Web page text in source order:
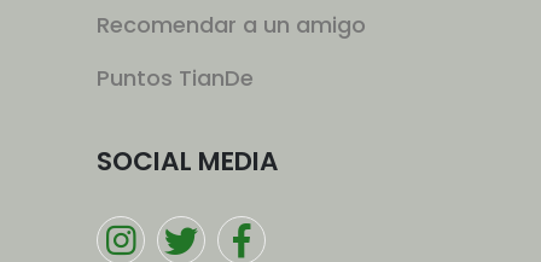
Recomendar a un amigo
Puntos TianDe
SOCIAL MEDIA